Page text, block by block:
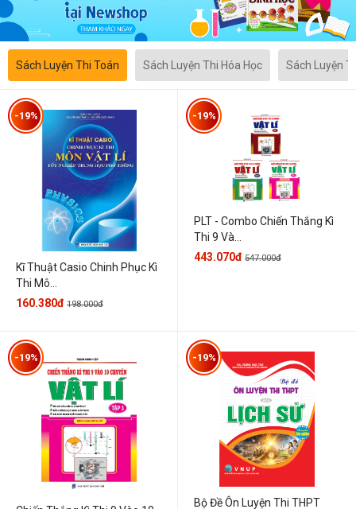
Sách Luyện Thi Toán Sách Luyện Thi Hóa Học Sách Luyện
Kĩ Thuật Casio Chinh Phục Kì
Thi Mô...
-19%
160.380đ 198.000đ
PLT - Combo Chiến Thắng Kì
Thi 9 Và...
-19%
443.070đ 547.000đ
-19%
Bộ Đề Ôn Luyện Thi THPT
-19%